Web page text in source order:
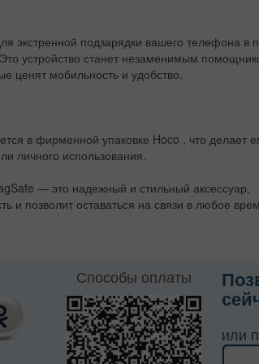
экстренной подзарядки вашего телефона в
Это устройство станет незаменимым
ценят мобильность и удобство.
в фирменной упаковке Hoco , что делает
личного использования.
— это надежный и стильный аксессуар,
и позволит оставаться на связи в любое
Способы оплаты
или